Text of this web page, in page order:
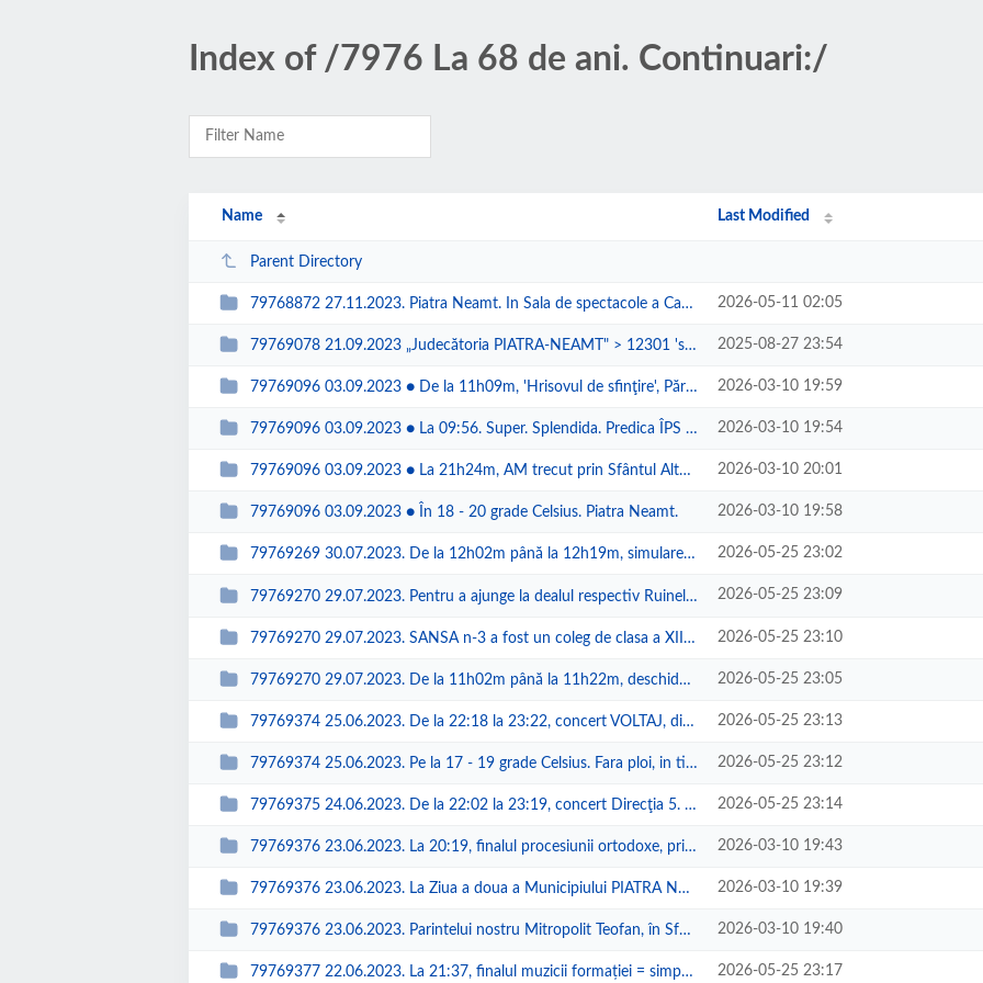
Index of /7976 La 68 de ani. Continuari:/
Name Last Modified
Parent Directory
79768872 27.11.2023. Piatra Neamt. In Sala de spectacole a Casei de Cultură ... 2026-05-11 02:05
79769078 21.09.2023 „Judecătoria PIATRA-NEAMT" > 12301 'slash' 279 'slash... 2025-08-27 23:54
79769096 03.09.2023 ● De la 11h09m, 'Hrisovul de sfinţire', Părintele Pro... 2026-03-10 19:59
79769096 03.09.2023 ● La 09:56. Super. Splendida. Predica ÎPS Părinte Mit... 2026-03-10 19:54
79769096 03.09.2023 ● La 21h24m, AM trecut prin Sfântul Altar. De la 11h2... 2026-03-10 20:01
79769096 03.09.2023 ● În 18 - 20 grade Celsius. Piatra Neamt. 2026-03-10 19:58
79769269 30.07.2023. De la 12h02m până la 12h19m, simularea unei lupte înt... 2026-05-25 23:02
79769270 29.07.2023. Pentru a ajunge la dealul respectiv Ruinele, rămăși�... 2026-05-25 23:09
79769270 29.07.2023. SANSA n-3 a fost un coleg de clasa a XII-a, coleg care ... 2026-05-25 23:10
79769270 29.07.2023. De la 11h02m până la 11h22m, deschiderea oficiala Fest... 2026-05-25 23:05
79769374 25.06.2023. De la 22:18 la 23:22, concert VOLTAJ, din care la 22:49 ... 2026-05-25 23:13
79769374 25.06.2023. Pe la 17 - 19 grade Celsius. Fara ploi, in timpul celo... 2026-05-25 23:12
79769375 24.06.2023. De la 22:02 la 23:19, concert Direcţia 5. De la 21:04 ... 2026-05-25 23:14
79769376 23.06.2023. La 20:19, finalul procesiunii ortodoxe, prin municipiu. ... 2026-03-10 19:43
79769376 23.06.2023. La Ziua a doua a Municipiului PIATRA NEAMŢ. La 10:52, f... 2026-03-10 19:39
79769376 23.06.2023. Parintelui nostru Mitropolit Teofan, în Sfânta Biseric... 2026-03-10 19:40
79769377 22.06.2023. La 21:37, finalul muzicii formației = simpatica + placu... 2026-05-25 23:17